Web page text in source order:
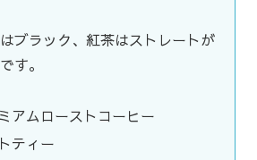
ブラック、紅茶はストレートが
す。
アムローストコーヒー
ティー